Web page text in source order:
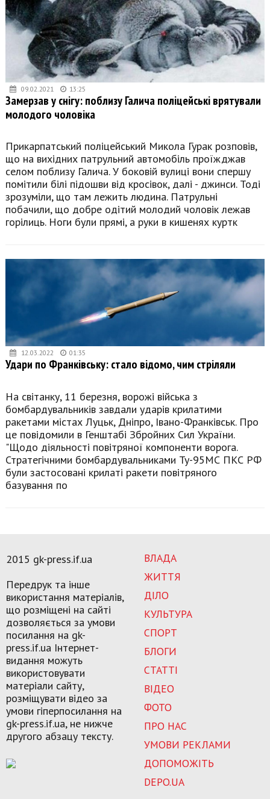
09.02.2021 13:25
Замерзав у снігу: поблизу Галича поліцейські врятували
молодого чоловіка
Прикарпатський поліцейський Микола Гурак розповів,
що на вихідних патрульний автомобіль проїжджав
селом поблизу Галича. У боковій вулиці вони спершу
помітили білі підошви від кросівок, далі - джинси. Тоді
зрозуміли, що там лежить людина. Патрульні
побачили, що добре одітий молодий чоловік лежав
горілиць. Ноги були прямі, а руки в кишенях куртк
12.03.2022 01:35
Удари по Франківську: стало відомо, чим стріляли
На світанку, 11 березня, ворожі війська з
бомбардувальників завдали ударів крилатими
ракетами містах Луцьк, Дніпро, Івано-Франківськ. Про
це повідомили в Генштабі Збройних Сил України.
"Щодо діяльності повітряної компоненти ворога.
Стратегічними бомбардувальниками Ту-95МС ПКС РФ
були застосовані крилаті ракети повітряного
базування по
ВЛАДА
ЖИТТЯ
ДІЛО
КУЛЬТУРА
СПОРТ
БЛОГИ
СТАТТІ
ВІДЕО
ФОТО
ПРО НАС
УМОВИ РЕКЛАМИ
ДОПОМОЖІТЬ
DEPO.UA
2015 gk-press.if.ua
Передрук та інше
використання матеріалів,
що розміщені на сайті
дозволяється за умови
посилання на gk-
press.if.ua Інтернет-
видання можуть
використовувати
матеріали сайту,
розміщувати відео за
умови гіперпосилання на
gk-press.if.ua, не нижче
другого абзацу тексту.